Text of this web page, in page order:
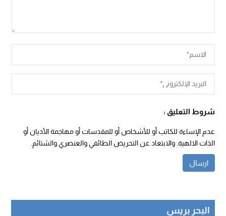
شروط التعليق :
عدم الإساءة للكاتب أو للأشخاص أو للمقدسات أو مهاجمة الأديان أو
الذات الالهية. والابتعاد عن التحريض الطائفي والعنصري والشتائم.
البحر بريس